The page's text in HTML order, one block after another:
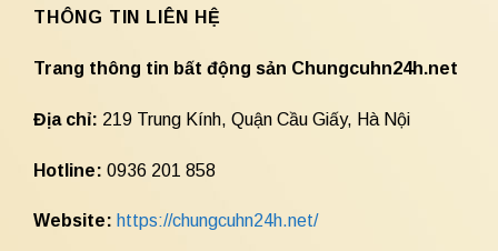
THÔNG TIN LIÊN HỆ
Trang thông tin bất động sản Chungcuhn24h.net
Địa chỉ: 219 Trung Kính, Quận Cầu Giấy, Hà Nội
Hotline: 0936 201 858
Website: https://chungcuhn24h.net/